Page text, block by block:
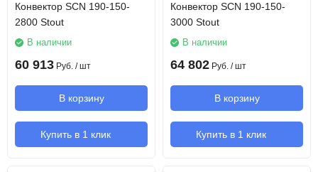
Конвектор SCN 190-150-
2800 Stout
В наличии
60 913 Руб. / шт
В корзину
Купить в 1 клик
Конвектор SCN 190-150-
3000 Stout
В наличии
64 802 Руб. / шт
В корзину
Купить в 1 клик